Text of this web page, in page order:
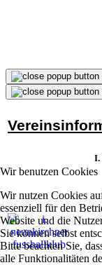
Wir benutzen Cookies
Wir nutzen Cookies
essenziell für den
Website und die
Sie können selbst
Bitte beachten Sie,
alle Funktionalitäten
I.